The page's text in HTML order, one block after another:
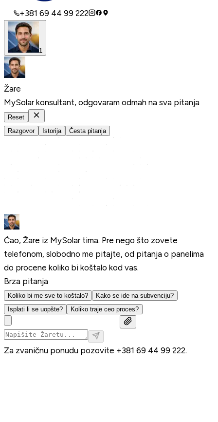
+381 69 44 99 222
1
Žare
MySolar konsultant, odgovaram odmah na sva pitanja
Reset
Razgovor
Istorija Česta pitanja
Ćao, Žare iz MySolar tima. Pre nego što zovete
telefonom, slobodno me pitajte, od pitanja o panelima
do procene koliko bi koštalo kod vas.
Brza pitanja
Koliko bi me sve to koštalo?
Kako se ide na subvenciju?
Isplati li se uopšte?
Koliko traje ceo proces?
Za zvaničnu ponudu pozovite +381 69 44 99 222.